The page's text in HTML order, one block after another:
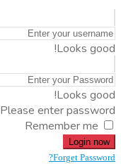
Looks good!
Looks good!
Please enter password
Remember me
Login now
Forget Password?